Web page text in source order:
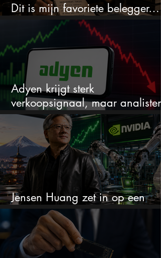
Dit is mijn favoriete belegger…
en het is niet Warren Buffett
Adyen krijgt sterk
verkoopsignaal, maar analisten
zien juist een koopkans
Jensen Huang zet in op een
aandeel dat bijna niemand kent